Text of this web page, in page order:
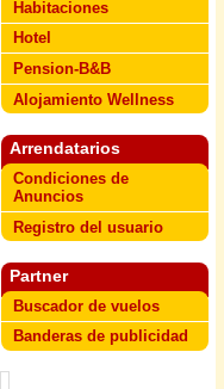
Habitaciones
Hotel
Pension-B&B
Alojamiento Wellness
Arrendatarios
Condiciones de
Anuncios
Registro del usuario
Partner
Buscador de vuelos
Banderas de publicidad